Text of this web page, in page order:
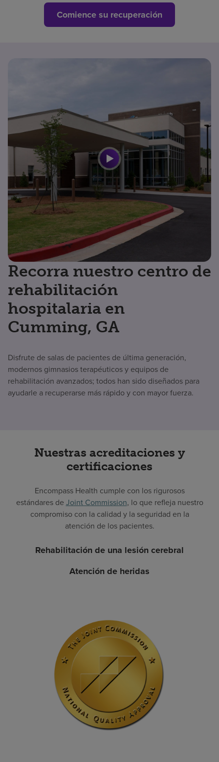
Comience su recuperación
Recorra nuestro centro de
rehabilitación
hospitalaria en
Cumming, GA
Disfrute de salas de pacientes de última generación,
modernos gimnasios terapéuticos y equipos de
rehabilitación avanzados; todos han sido diseñados para
ayudarle a recuperarse más rápido y con mayor fuerza.
Nuestras acreditaciones y
certificaciones
Encompass Health cumple con los rigurosos
estándares de Joint Commission, lo que refleja nuestro
compromiso con la calidad y la seguridad en la
atención de los pacientes.
Rehabilitación de una lesión cerebral
Atención de heridas